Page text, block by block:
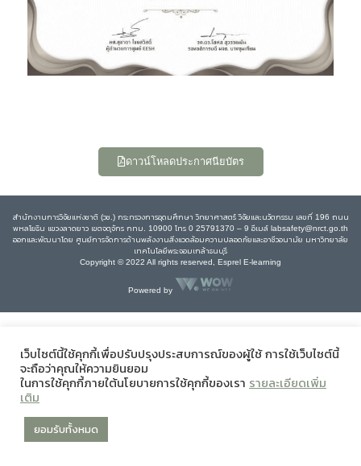
ดาวน์โหลดประกาศนียบัตร
สำนักงานการวิจัยแห่งชาติ (วช.) กระทรวงการอุดมศึกษา วิทยาศาสตร์ วิจัยและนวัตกรรม เลขที่ 196 ถนน
พหลโยธิน แขวงลาดยาว เขตจตุจักร กทม. 10900 โทร 0 25791370 – 9 อีเมล์ labsafety@nrct.go.th
ออกและพัฒนาโดย ศูนย์การจัดการด้านพลังงานสิ่งแวดล้อมความปลอดภัยและอาชีวอนามัย มหาวิทยาลัย
เทคโนโลยีพระจอมเกล้าธนบุรี
Copyright © 2022 All rights reserved, Esprel E-learning
Powered by
เว็บไซต์นี้ใช้คุกกี้เพื่อปรับปรุงประสบการณ์ของผู้ใช้ การใช้เว็บไซต์นี้
จะถือว่าคุณให้ความยินยอม
ในการใช้คุกกี้ภายใต้นโยบายการใช้คุกกี้ของเรา รายละเอียดเพิ่ม
เติม
ยอมรับทั้งหมด